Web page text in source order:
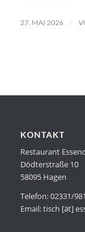
27. MAI 2026 /
KONTAKT
Restaurant
Dödterstraße 10
58095 Hagen
Telefon: 02331/
Email: tisch [ät]